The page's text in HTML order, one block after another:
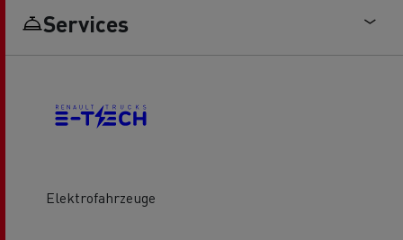
Services
Elektrofahrzeuge